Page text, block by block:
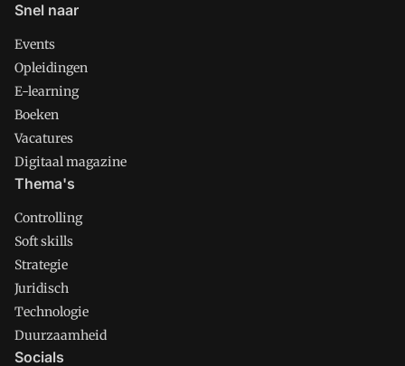
Snel naar
Events
Opleidingen
E-learning
Boeken
Vacatures
Digitaal magazine
Thema's
Controlling
Soft skills
Strategie
Juridisch
Technologie
Duurzaamheid
Socials